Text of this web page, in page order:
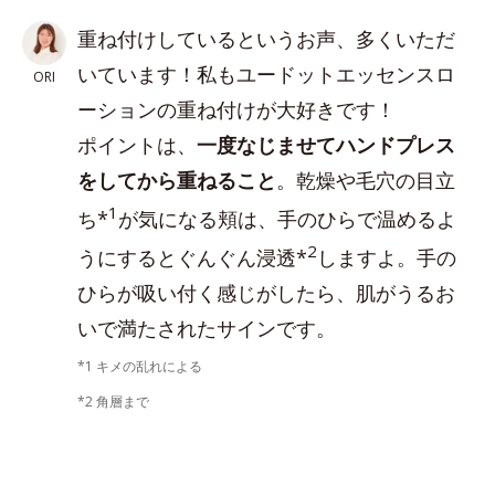
ORI
重ね付けしているというお声、多くいただ
いています！私もユードットエッセンスロ
ーションの重ね付けが大好きです！
ポイントは、 一度なじませてハンドプレス
をしてから重ねること 。乾燥や毛穴の目立
ち*1 が気になる頬は、手のひらで温めるよ
うにするとぐんぐん浸透*2 しますよ。手の
ひらが吸い付く感じがしたら、肌がうるお
いで満たされたサインです。
*1 キメの乱れによる
*2 角層まで